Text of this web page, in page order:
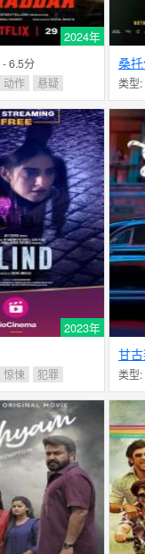
2024年
- 6.5分
动作 悬疑
桑
类型:
2023年
惊悚 犯罪
甘
类型: